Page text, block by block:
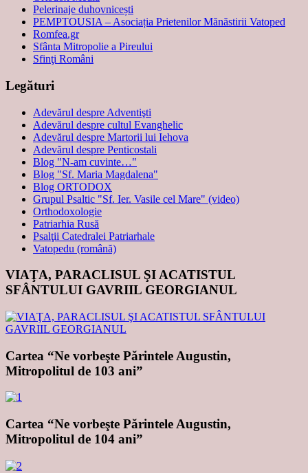
Pelerinaje duhovnicești
PEMPTOUSIA – Asociația Prietenilor Mănăstirii Vatoped
Romfea.gr
Sfânta Mitropolie a Pireului
Sfinţi Români
Legături
Adevărul despre Adventişti
Adevărul despre cultul Evanghelic
Adevărul despre Martorii lui Iehova
Adevărul despre Penticostali
Blog "N-am cuvinte…"
Blog "Sf. Maria Magdalena"
Blog ORTODOX
Grupul Psaltic "Sf. Ier. Vasile cel Mare" (video)
Orthodoxologie
Patriarhia Rusă
Psalţii Catedralei Patriarhale
Vatopedu (română)
VIAŢA, PARACLISUL ŞI ACATISTUL
SFÂNTULUI GAVRIIL GEORGIANUL
Cartea “Ne vorbeşte Părintele Augustin,
Mitropolitul de 103 ani”
Cartea “Ne vorbeşte Părintele Augustin,
Mitropolitul de 104 ani”